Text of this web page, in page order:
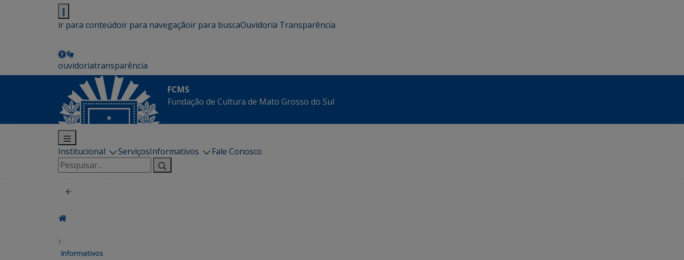
ir para conteúdoir para navegaçãoir para buscaOuvidoria Transparência
ouvidoriatransparência
FCMS
Fundação de Cultura de Mato Grosso do Sul
Institucional ServiçosInformativos
Fale Conosco
Pesquisar
por:
Informativos